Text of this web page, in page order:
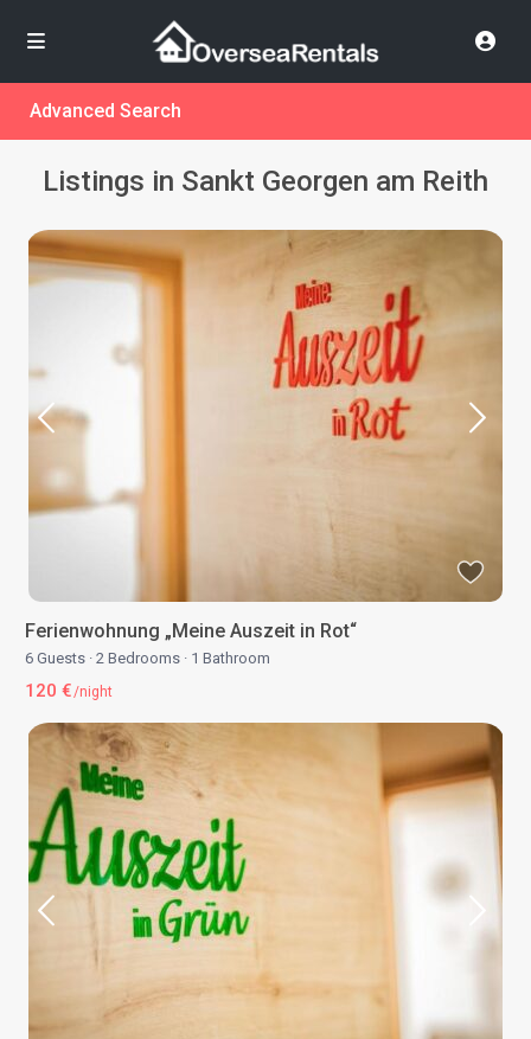
Advanced Search
Listings in Sankt Georgen am Reith
Ferienwohnung „Meine Auszeit in Rot“
6 Guests ·2 Bedrooms ·1 Bathroom
120 €/night